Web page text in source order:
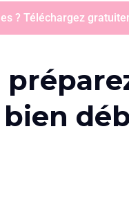
? Téléchargez